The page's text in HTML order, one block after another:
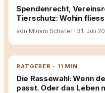
Spendenrecht,
Tierschutz: Wohin
von Miriam Schäfer · 31. Juli
RATGEBER · 11 MIN
Die Rassewahl: Wenn
passt. Oder das Leben